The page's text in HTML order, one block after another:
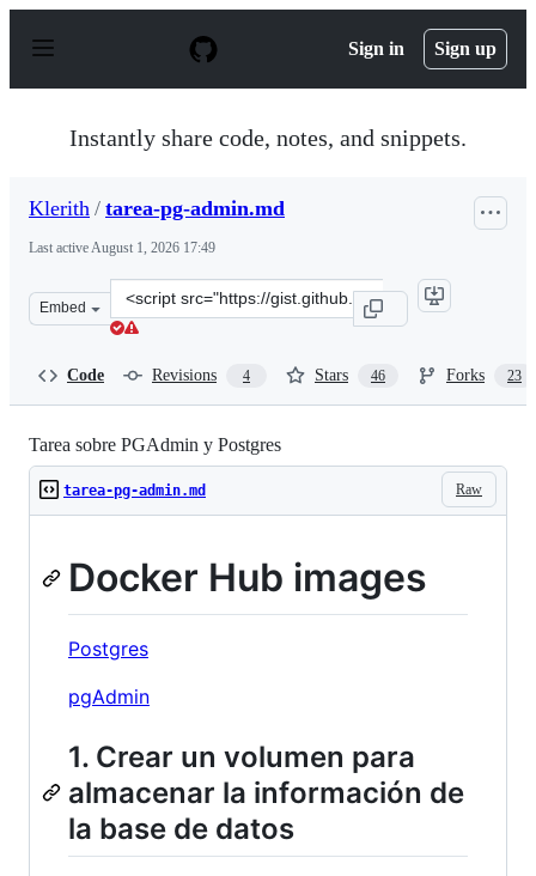
p
Sign in Sign up
Instantly share code, notes, and snippets.
Klerith / tarea-pg-admin.md
Last activeAugust 1, 2026 17:49
Embed
Clone
this
Code Revisions 4 Stars 46 Forks 23
Tarea sobre PGAdmin y Postgres
Raw
tarea-pg-admin.md
Docker Hub images
Postgres
pgAdmin
1. Crear un volumen para
almacenar la información de
la base de datos